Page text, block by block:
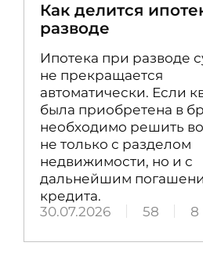
Как делится
разводе
Ипотека при разводе
не прекращается
автоматически. Если
была приобретена в
необходимо решить
не только с разделом
недвижимости, но и с
дальнейшим
кредита.
30.07.2026
58 8